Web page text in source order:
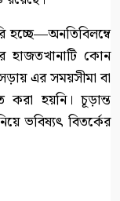
হচ্ছে—অনতিবিলম্বে
হাজতখানাটি কোন
এর সময়সীমা বা
করা হয়নি। চূড়ান্ত
ভবিষ্যৎ বিতর্কের